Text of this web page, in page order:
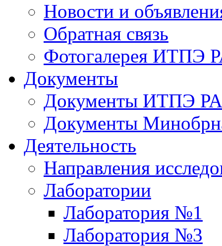
Новости и
Обратная связь
Фотогалерея ИТПЭ
Документы
Документы ИТПЭ
Документы
Деятельность
Направления
Лаборатории
Лаборатория №1
Лаборатория №3